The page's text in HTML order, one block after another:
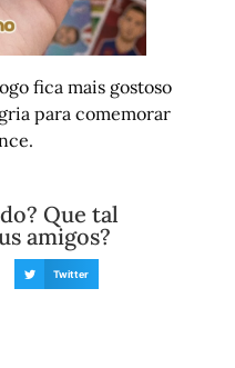
fica mais gostoso
para comemorar
Que tal
amigos?
Twitter